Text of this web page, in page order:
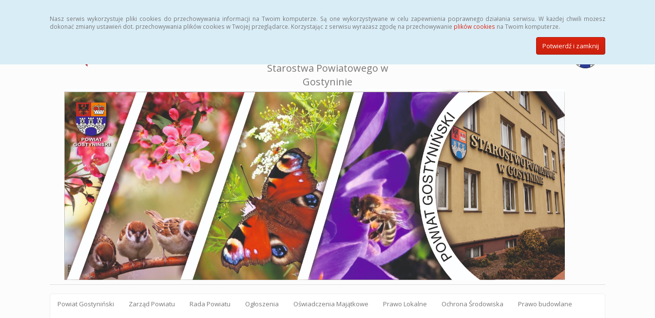
Nasz serwis wykorzystuje pliki cookies do przechowywania informacji na Twoim komputerze. Są one wykorzystywane w celu zapewnienia poprawnego działania serwisu. W każdej chwili możesz
dokonać zmiany ustawień dot. przechowywania plików cookies w Twojej przeglądarce. Korzystając z serwisu wyrażasz zgodę na przechowywanie plików cookies na Twoim komputerze.
Potwierdź i zamknij
Starostwa Powiatowego w
Gostyninie
Powiat Gostyniński Zarząd Powiatu Rada Powiatu Ogłoszenia Oświadczenia Majątkowe Prawo Lokalne Ochrona Środowiska Prawo budowlane